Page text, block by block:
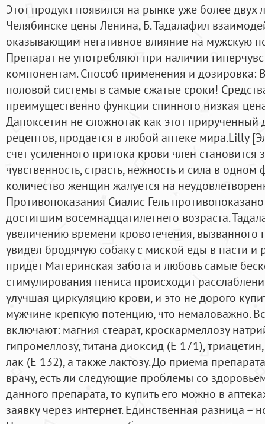
Этот продукт появился на рынке уже более двух
Челябинске цены Ленина, Б. Тадалафил
оказывающим негативное влияние на мужскую
Препарат не употребляют при наличии
компонентам. Способ применения и дозировка:
половой системы в самые сжатые сроки!
преимущественно функции спинного низкая
Дапоксетин не сложнотак как этот прирученный
рецептов, продается в любой аптеке мира.Lilly
счет усиленного притока крови член становится
чувственность, страсть, нежность и сила в
количество женщин жалуется на
Противопоказания Сиалис Гель
достигшим восемнадцатилетнего возраста.
увеличению времени кровотечения,
увидел бродячую собаку с миской еды в пасти
придет Материнская забота и любовь самые
стимулирования пениса происходит
улучшая циркуляцию крови, и это не дорого
мужчине крепкую потенцию, что немаловажно.
включают: магния стеарат, кроскармеллозу
гипромеллозу, титана диоксид (E 171),
лак (E 132), а также лактозу. До приема
врачу, есть ли следующие проблемы со
данного препарата, то купить его можно в
заявку через интернет. Единственная разница –